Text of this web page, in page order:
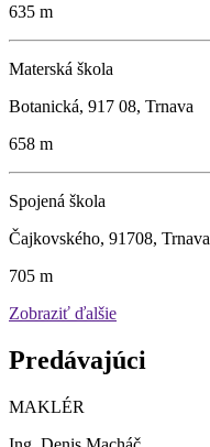
635 m
Materská škola
Botanická, 917 08, Trnava
658 m
Spojená škola
Čajkovského, 91708, Trnava
705 m
Zobraziť ďalšie
Predávajúci
MAKLÉR